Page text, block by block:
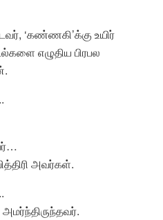
‘கண்ணகி’க்கு உயிர்
எழுதிய பிரபல
அவர்கள்.